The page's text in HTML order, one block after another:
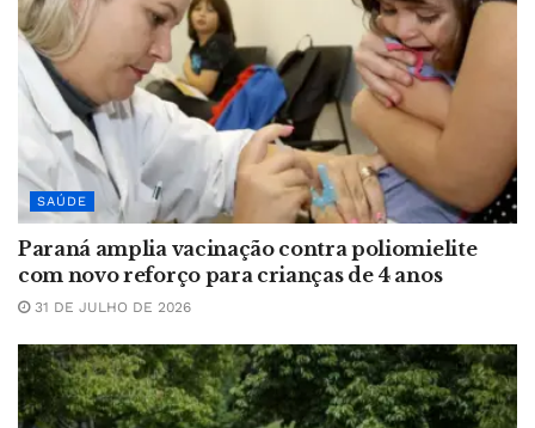
SAÚDE
Paraná amplia vacinação contra poliomielite
com novo reforço para crianças de 4 anos
31 DE JULHO DE 2026